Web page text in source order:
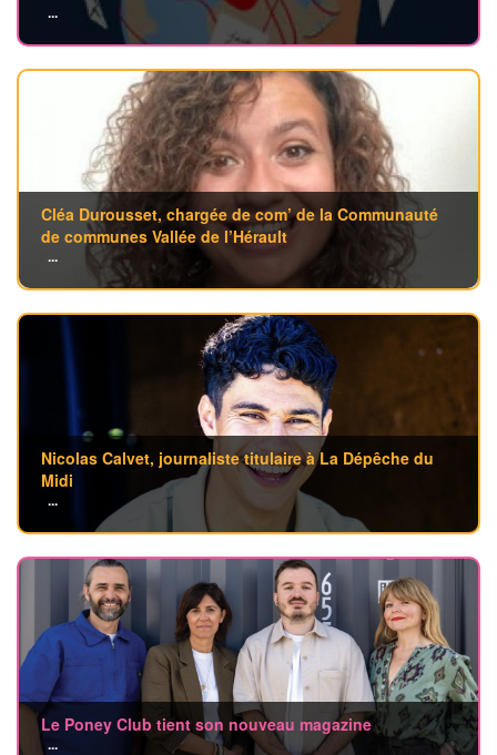
...
Cléa Durousset, chargée de com’ de la Communauté
de communes Vallée de l’Hérault
...
Nicolas Calvet, journaliste titulaire à La Dépêche du
Midi
...
Le Poney Club tient son nouveau magazine
...